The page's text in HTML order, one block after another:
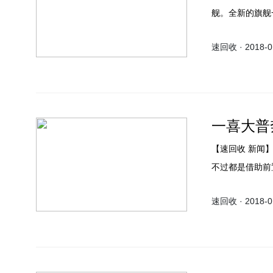
舰。全新的旗
采访时表示，
速回收 · 2018-
一喜大
【速回收 新闻
不过都是借助
速回收 · 2018-